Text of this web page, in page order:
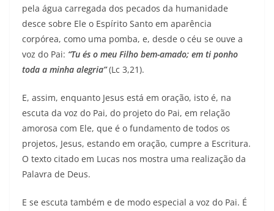
pela água carregada dos pecados da humanidade
desce sobre Ele o Espírito Santo em aparência
corpórea, como uma pomba, e, desde o céu se ouve a
voz do Pai: “Tu és o meu Filho bem-amado; em ti ponho
toda a minha alegria”(Lc 3,21).
E, assim, enquanto Jesus está em oração, isto é, na
escuta da voz do Pai, do projeto do Pai, em relação
amorosa com Ele, que é o fundamento de todos os
projetos, Jesus, estando em oração, cumpre a Escritura.
O texto citado em Lucas nos mostra uma realização da
Palavra de Deus.
E se escuta também e de modo especial a voz do Pai. É